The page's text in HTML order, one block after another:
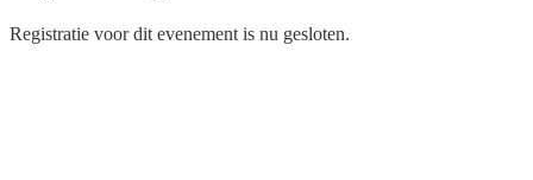
Registratie voor dit evenement is nu gesloten.